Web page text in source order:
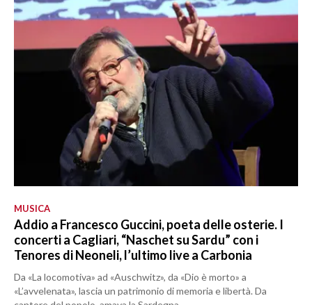
MUSICA
Addio a Francesco Guccini, poeta delle osterie. I
concerti a Cagliari, “Naschet su Sardu” con i
Tenores di Neoneli, l’ultimo live a Carbonia
Da «La locomotiva» ad «Auschwitz», da «Dio è morto» a
«L’avvelenata», lascia un patrimonio di memoria e libertà. Da